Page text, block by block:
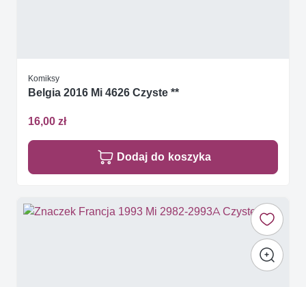
Komiksy
Belgia 2016 Mi 4626 Czyste **
16,00 zł
Dodaj do koszyka